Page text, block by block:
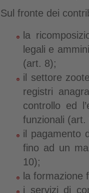
Sul fronte dei
la
legali e
(art. 8);
il settore
registri
controllo ed
funzionali (art.
il pagamento
fino ad un
10);
la formazione
i servizi di